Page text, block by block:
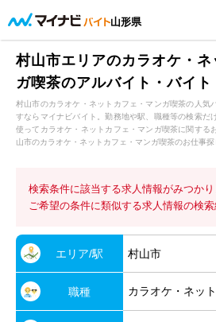
山形県
村山市エリアのカラオケ・
ガ喫茶のアルバイト・バイ
村山市のカラオケ・ネットカフェ・マンガ喫茶の人気
すならマイナビバイト。勤務地や駅、職種等の検索だ
使ってカラオケ・ネットカフェ・マンガ喫茶に関する
山市のカラオケ・ネットカフェ・マンガ喫茶のお仕事
検索条件に該当する求人情報がみつかり
ご希望の条件に類似する求人情報の検索
エリア/駅 村山市
職種 カラオケ・ネッ